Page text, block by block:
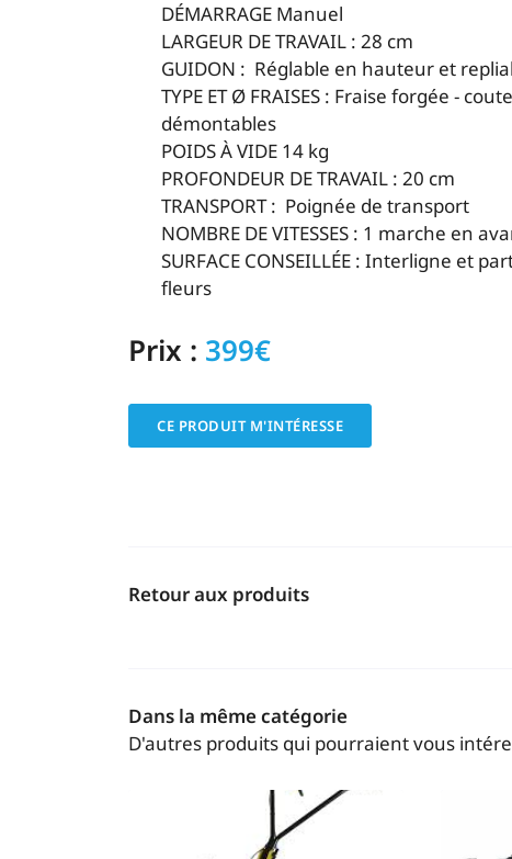
DÉMARRAGE Manuel
LARGEUR DE TRAVAIL : 28 cm
GUIDON : Réglable en hauteur et
TYPE ET Ø FRAISES : Fraise forgée -
démontables
POIDS À VIDE 14 kg
PROFONDEUR DE TRAVAIL : 20 cm
TRANSPORT : Poignée de transport
NOMBRE DE VITESSES : 1 marche en
SURFACE CONSEILLÉE : Interligne et
fleurs
Prix : 399€
CE PRODUIT M'INTÉRESSE
Retour aux produits
Dans la même catégorie
D'autres produits qui pourraient vous